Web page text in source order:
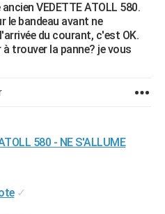
VEDETTE ATOLL 580.
le bandeau avant ne
du courant, c'est OK.
trouver la panne? je vous
580 - NE S'ALLUME
✓